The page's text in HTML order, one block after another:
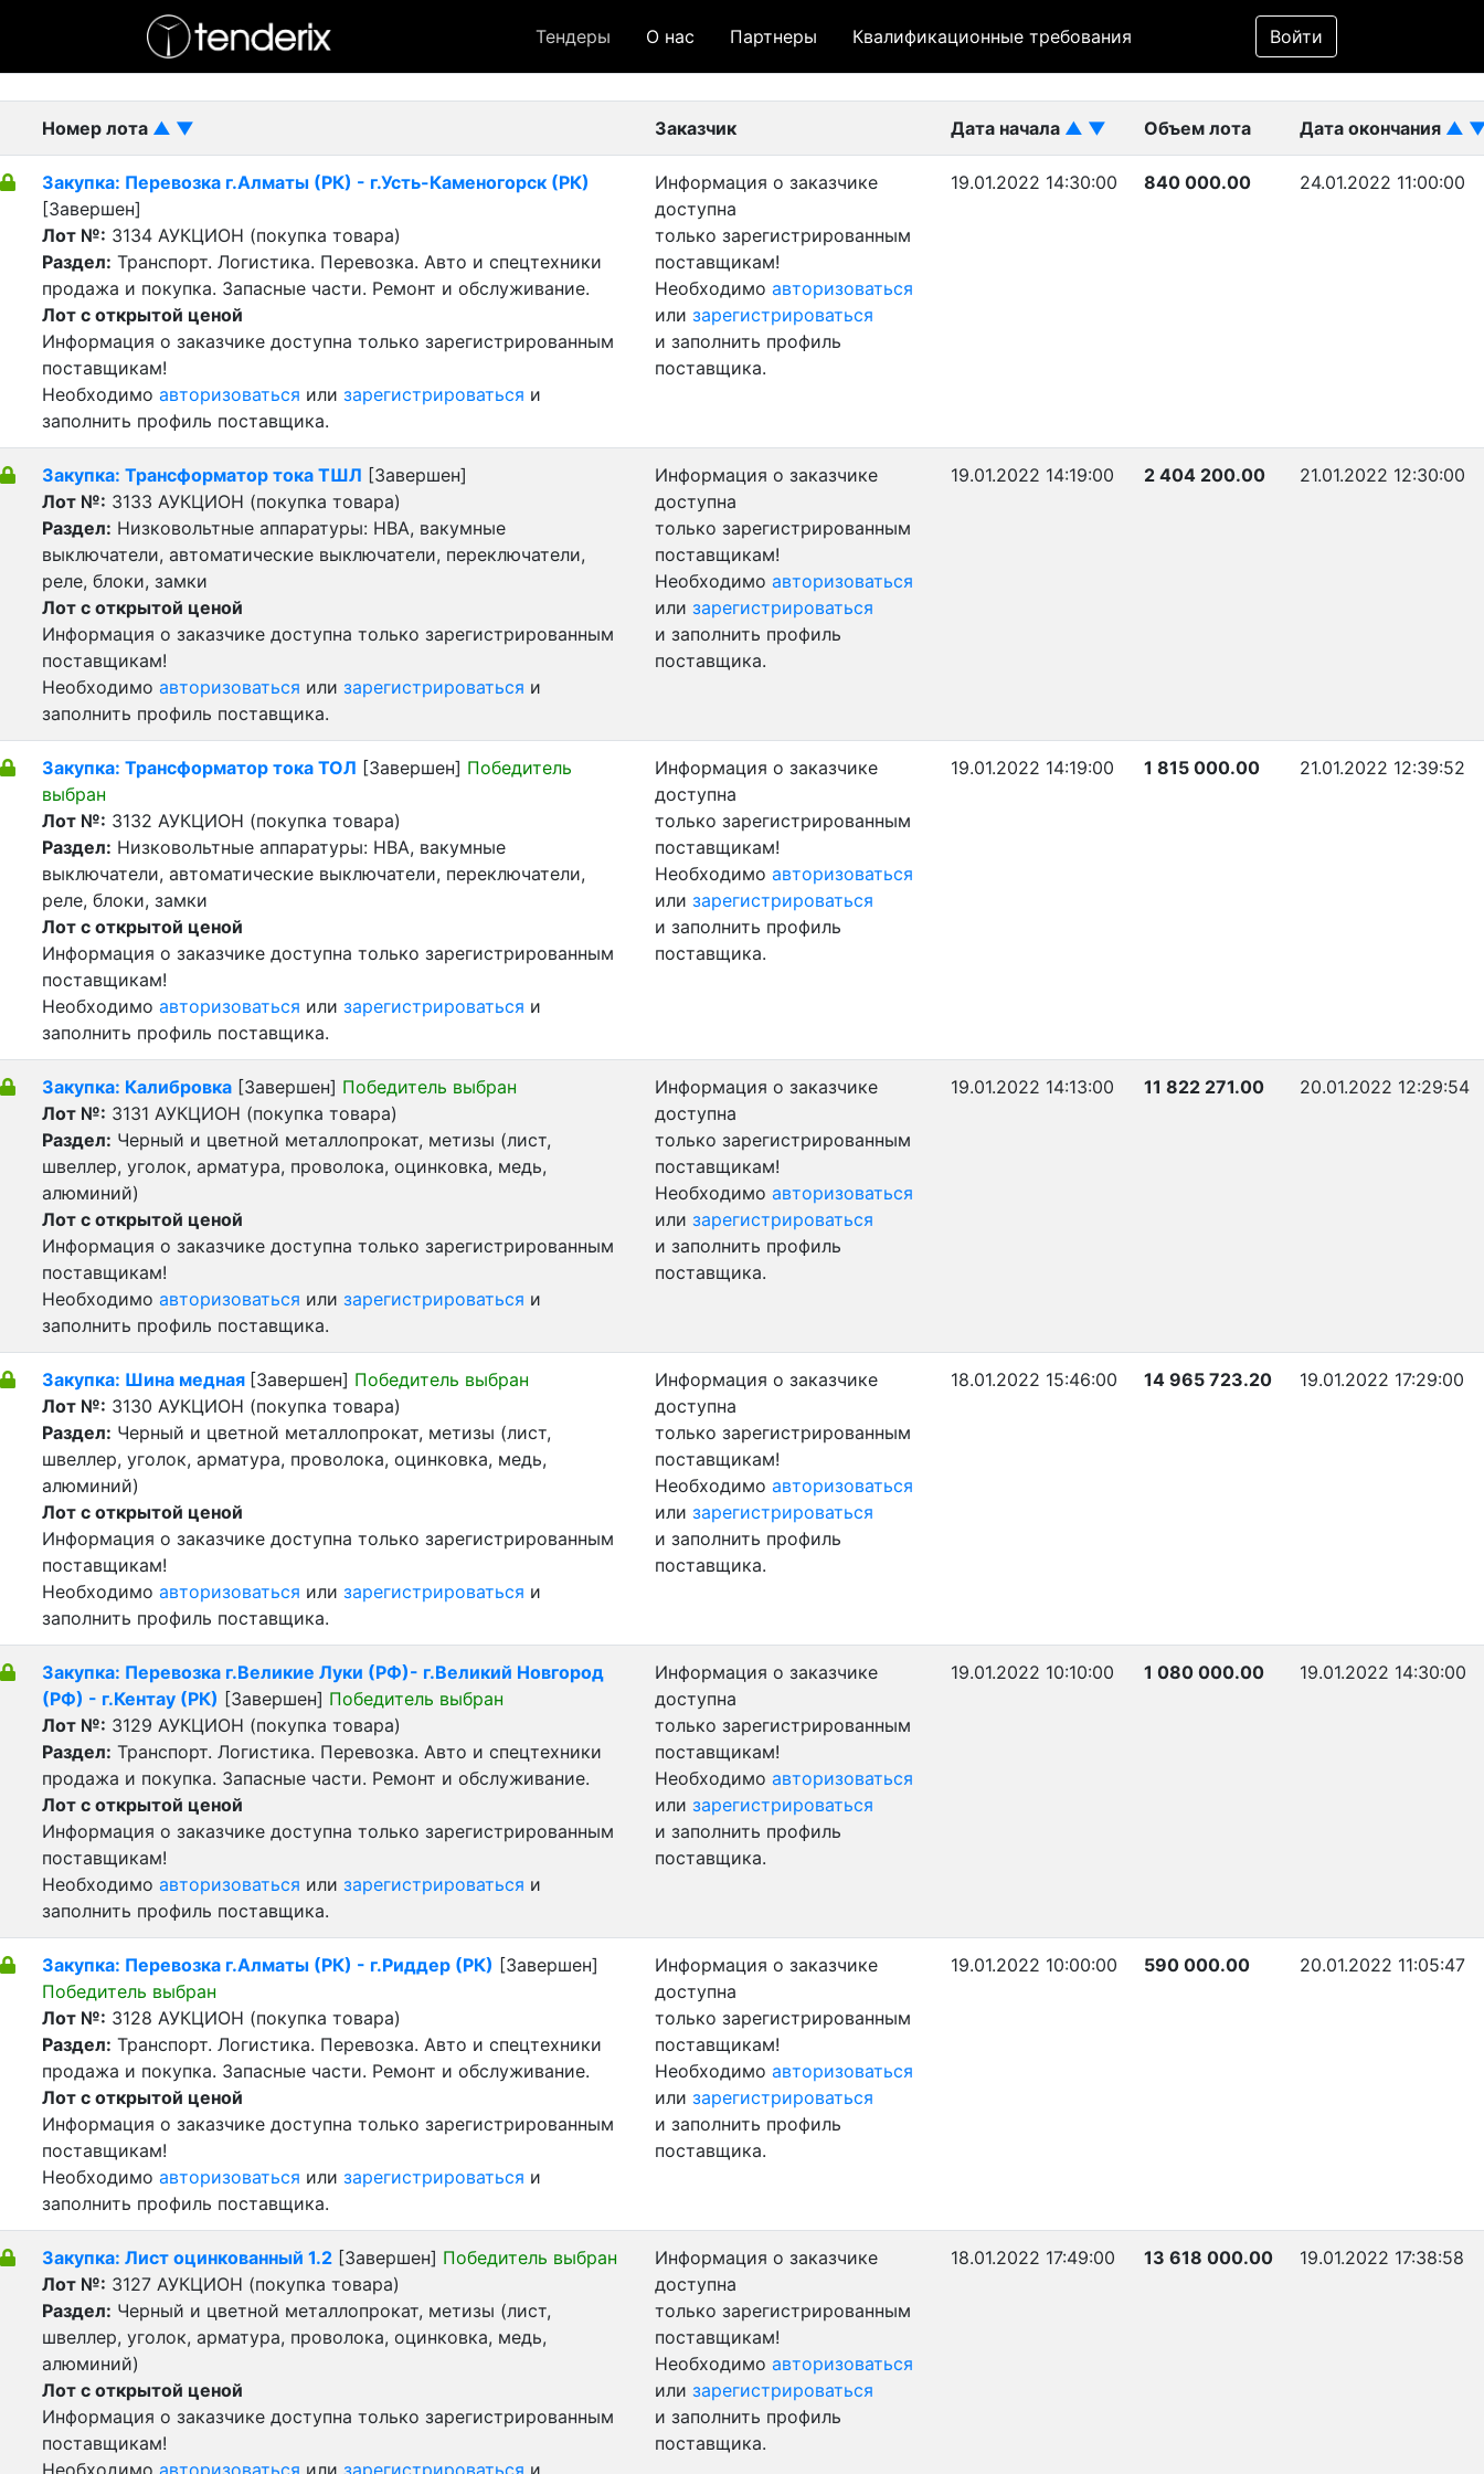
Тендеры О нас Партнеры Квалификационные требования Войти
Фильтр
- Завершенный лот
Номер лота ▲ ▼ Заказчик Дата начала ▲ ▼ Объем лота Дата окончания ▲
Закупка: Перевозка г.Алматы (РК) - г.Усть-Каменогорск (РК)
[Завершен]
Лот №: 3134 АУКЦИОН (покупка товара)
Раздел: Транспорт. Логистика. Перевозка. Авто и спецтехники
продажа и покупка. Запасные части. Ремонт и обслуживание.
Лот с открытой ценой
Информация о заказчике доступна только зарегистрированным
поставщикам!
Необходимо авторизоваться или зарегистрироваться и
заполнить профиль поставщика.
Информация о заказчике
доступна
только зарегистрированным
поставщикам!
Необходимо авторизоваться
или зарегистрироваться
и заполнить профиль
поставщика.
19.01.2022 14:30:00 840 000.00 24.01.2022 11:00:00
Закупка: Трансформатор тока ТШЛ [Завершен]
Лот №: 3133 АУКЦИОН (покупка товара)
Раздел: Низковольтные аппаратуры: НВА, вакумные
выключатели, автоматические выключатели, переключатели,
реле, блоки, замки
Лот с открытой ценой
Информация о заказчике доступна только зарегистрированным
поставщикам!
Необходимо авторизоваться или зарегистрироваться и
заполнить профиль поставщика.
Информация о заказчике
доступна
только зарегистрированным
поставщикам!
Необходимо авторизоваться
или зарегистрироваться
и заполнить профиль
поставщика.
19.01.2022 14:19:00 2 404 200.00 21.01.2022 12:30:00
Закупка: Трансформатор тока ТОЛ [Завершен] Победитель
выбран
Лот №: 3132 АУКЦИОН (покупка товара)
Раздел: Низковольтные аппаратуры: НВА, вакумные
выключатели, автоматические выключатели, переключатели,
реле, блоки, замки
Лот с открытой ценой
Информация о заказчике доступна только зарегистрированным
поставщикам!
Необходимо авторизоваться или зарегистрироваться и
заполнить профиль поставщика.
Информация о заказчике
доступна
только зарегистрированным
поставщикам!
Необходимо авторизоваться
или зарегистрироваться
и заполнить профиль
поставщика.
19.01.2022 14:19:00 1 815 000.00 21.01.2022 12:39:52
Закупка: Калибровка [Завершен] Победитель выбран
Лот №: 3131 АУКЦИОН (покупка товара)
Раздел: Черный и цветной металлопрокат, метизы (лист,
швеллер, уголок, арматура, проволока, оцинковка, медь,
алюминий)
Лот с открытой ценой
Информация о заказчике доступна только зарегистрированным
поставщикам!
Необходимо авторизоваться или зарегистрироваться и
заполнить профиль поставщика.
Информация о заказчике
доступна
только зарегистрированным
поставщикам!
Необходимо авторизоваться
или зарегистрироваться
и заполнить профиль
поставщика.
19.01.2022 14:13:00 11 822 271.00 20.01.2022 12:29:54
Закупка: Шина медная [Завершен] Победитель выбран
Лот №: 3130 АУКЦИОН (покупка товара)
Раздел: Черный и цветной металлопрокат, метизы (лист,
швеллер, уголок, арматура, проволока, оцинковка, медь,
алюминий)
Лот с открытой ценой
Информация о заказчике доступна только зарегистрированным
поставщикам!
Необходимо авторизоваться или зарегистрироваться и
заполнить профиль поставщика.
Информация о заказчике
доступна
только зарегистрированным
поставщикам!
Необходимо авторизоваться
или зарегистрироваться
и заполнить профиль
поставщика.
18.01.2022 15:46:00 14 965 723.20 19.01.2022 17:29:00
Закупка: Перевозка г.Великие Луки (РФ)- г.Великий Новгород
(РФ) - г.Кентау (РК) [Завершен] Победитель выбран
Лот №: 3129 АУКЦИОН (покупка товара)
Раздел: Транспорт. Логистика. Перевозка. Авто и спецтехники
продажа и покупка. Запасные части. Ремонт и обслуживание.
Лот с открытой ценой
Информация о заказчике доступна только зарегистрированным
поставщикам!
Необходимо авторизоваться или зарегистрироваться и
заполнить профиль поставщика.
Информация о заказчике
доступна
только зарегистрированным
поставщикам!
Необходимо авторизоваться
или зарегистрироваться
и заполнить профиль
поставщика.
19.01.2022 10:10:00 1 080 000.00 19.01.2022 14:30:00
Закупка: Перевозка г.Алматы (РК) - г.Риддер (РК) [Завершен]
Победитель выбран
Лот №: 3128 АУКЦИОН (покупка товара)
Раздел: Транспорт. Логистика. Перевозка. Авто и спецтехники
продажа и покупка. Запасные части. Ремонт и обслуживание.
Лот с открытой ценой
Информация о заказчике доступна только зарегистрированным
поставщикам!
Необходимо авторизоваться или зарегистрироваться и
заполнить профиль поставщика.
Информация о заказчике
доступна
только зарегистрированным
поставщикам!
Необходимо авторизоваться
или зарегистрироваться
и заполнить профиль
поставщика.
19.01.2022 10:00:00 590 000.00 20.01.2022 11:05:47
Закупка: Лист оцинкованный 1.2 [Завершен] Победитель выбран
Лот №: 3127 АУКЦИОН (покупка товара)
Раздел: Черный и цветной металлопрокат, метизы (лист,
швеллер, уголок, арматура, проволока, оцинковка, медь,
алюминий)
Лот с открытой ценой
Информация о заказчике доступна только зарегистрированным
поставщикам!
Необходимо авторизоваться или зарегистрироваться и
Информация о заказчике
доступна
только зарегистрированным
поставщикам!
Необходимо авторизоваться
или зарегистрироваться
и заполнить профиль
поставщика.
18.01.2022 17:49:00 13 618 000.00 19.01.2022 17:38:58